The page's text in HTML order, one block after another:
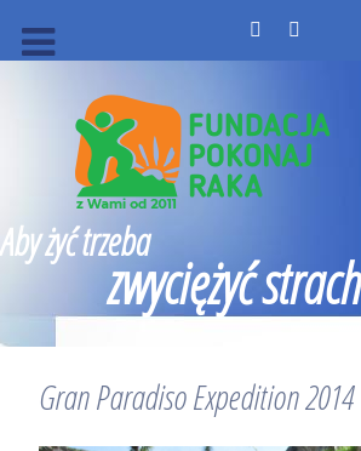
Aby żyć trzeba
zwyciężyć strach
Gran Paradiso Expedition 2014